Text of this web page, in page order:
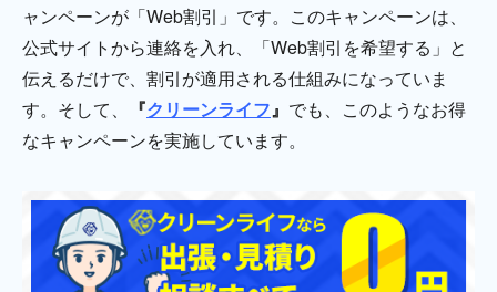
ャンペーンが「Web割引」です。このキャンペーンは、
公式サイトから連絡を入れ、「Web割引を希望する」と
伝えるだけで、割引が適用される仕組みになっていま
す。そして、
『クリーンライフ』 でも、このようなお得
なキャンペーンを実施しています。